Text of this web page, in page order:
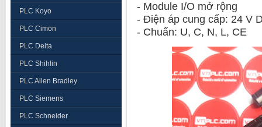
PLC Koyo
PLC Cimon
PLC Delta
PLC Shihlin
PLC Allen Bradley
PLC Siemens
PLC Schneider
- Module I/O mở rộng
- Điện áp cung cấp: 24 V
- Chuẩn: U, C, N, L, CE